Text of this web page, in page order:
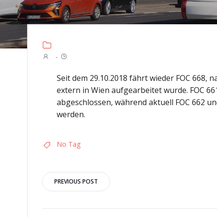
-
Seit dem 29.10.2018 fährt wieder FOC
extern in Wien aufgearbeitet wurde. FOC
abgeschlossen, während aktuell FOC 662
werden.
No Tag
Post
navigation
PREVIOUS POST